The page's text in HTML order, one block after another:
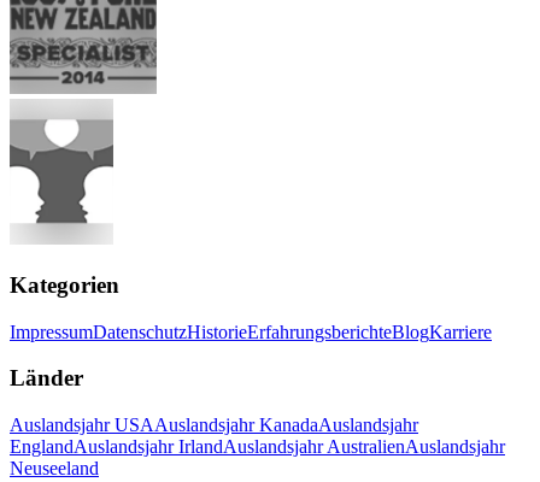
Kategorien
ImpressumDatenschutzHistorieErfahrungsberichteBlogKarriere
Länder
Auslandsjahr USAAuslandsjahr KanadaAuslandsjahr
EnglandAuslandsjahr IrlandAuslandsjahr AustralienAuslandsjahr
Neuseeland